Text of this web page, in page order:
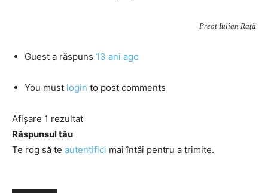
Preot Iulian Rață
Guest a răspuns 13 ani ago
You must login to post comments
Afișare 1 rezultat
Răspunsul tău
Te rog să te autentifici mai întâi pentru a trimite.